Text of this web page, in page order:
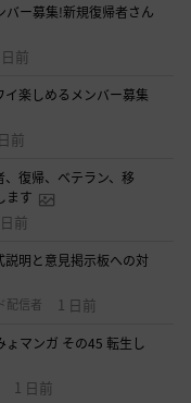
ー募集!新規復帰者さん
日前
イ楽しめるメンバー募集
前
、復帰、ベテラン、移
ます
前
明と意見掲示板への対
配信者 1 日前
ょマンガ その45 転生し
1 日前